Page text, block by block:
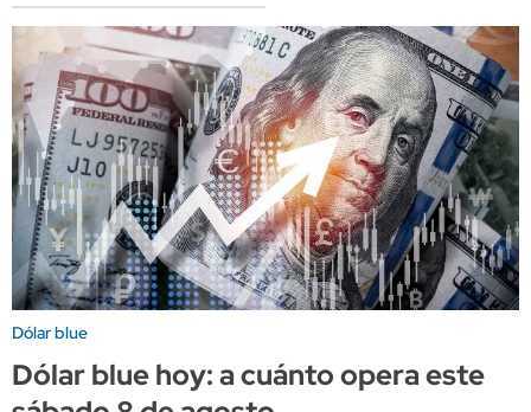
Dólar blue
Dólar blue hoy: a cuánto opera este